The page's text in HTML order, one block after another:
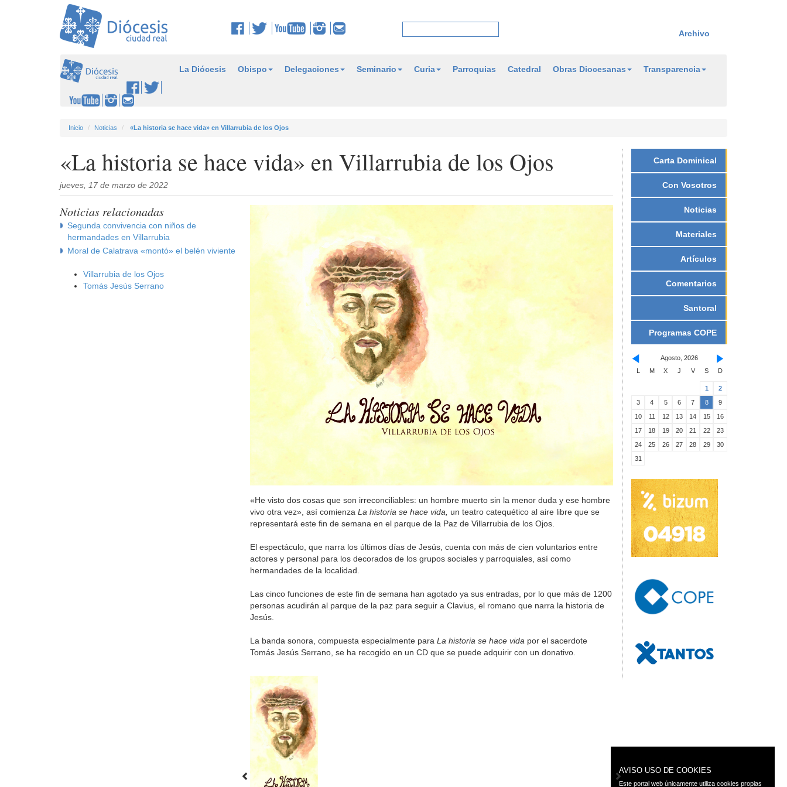
Archivo
La Diócesis Obispo Delegaciones Seminario Curia Parroquias Catedral Obras Diocesanas Transparencia
Inicio Noticias «La historia se hace vida» en Villarrubia de los Ojos
«La historia se hace vida» en Villarrubia de los Ojos
jueves, 17 de marzo de 2022
Noticias relacionadas
Segunda convivencia con niños de
hermandades en Villarrubia
Moral de Calatrava «montó» el belén viviente
Villarrubia de los Ojos
Tomás Jesús Serrano
«He visto dos cosas que son irreconciliables: un hombre muerto sin la menor duda y ese hombre
vivo otra vez», así comienza La historia se hace vida,
un teatro catequético al aire libre que se
representará este fin de semana en el parque de la Paz de Villarrubia de los Ojos.
El espectáculo, que narra los últimos días de Jesús, cuenta con más de cien voluntarios entre
actores y personal para los decorados de los grupos sociales y parroquiales, así como
hermandades de la localidad.
Las cinco funciones de este fin de semana han agotado ya sus entradas, por lo que más de 1200
personas acudirán al parque de la paz para seguir a Clavius, el romano que narra la historia de
Jesús.
La banda sonora, compuesta especialmente para La historia se hace vida por el sacerdote
Tomás Jesús Serrano, se ha recogido en un CD que se puede adquirir con un donativo.
Carta Dominical
Con Vosotros
Noticias
Materiales
Artículos
Comentarios
Santoral
Programas COPE
Agosto, 2026
L
M X J V S D
1
2
3
4 5 6 7 8
9
10
11 12 13 14 15
16
17
18 19 20 21 22
23
24
25 26 27 28 29
30
31
AVISO USO DE COOKIES
Este portal web únicamente utiliza cookies propias